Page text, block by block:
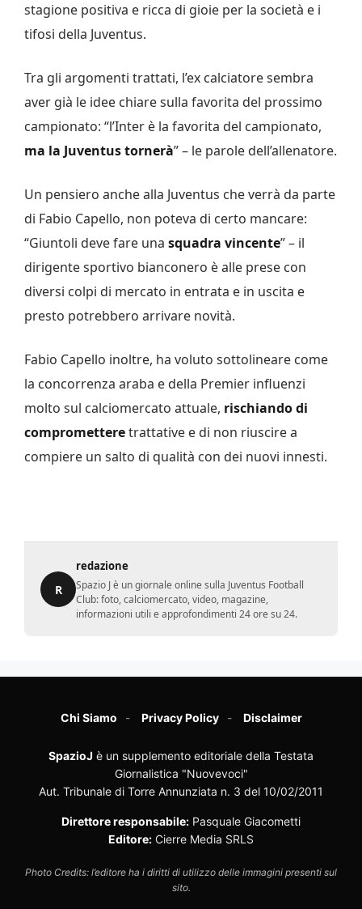
stagione positiva e ricca di gioie per la società e i
tifosi della Juventus.
Tra gli argomenti trattati, l’ex calciatore sembra
aver già le idee chiare sulla favorita del prossimo
campionato: “l’Inter è la favorita del campionato,
ma la Juventus tornerà” – le parole dell’allenatore.
Un pensiero anche alla Juventus che verrà da parte
di Fabio Capello, non poteva di certo mancare:
“Giuntoli deve fare una squadra vincente” – il
dirigente sportivo bianconero è alle prese con
diversi colpi di mercato in entrata e in uscita e
presto potrebbero arrivare novità.
Fabio Capello inoltre, ha voluto sottolineare come
la concorrenza araba e della Premier influenzi
molto sul calciomercato attuale, rischiando di
comprometteretrattative e di non riuscire a
compiere un salto di qualità con dei nuovi innesti.
R
redazione
Spazio J è un giornale online sulla Juventus Football
Club: foto, calciomercato, video, magazine,
informazioni utili e approfondimenti 24 ore su 24.
Chi Siamo Privacy Policy Disclaimer
SpazioJ è un supplemento editoriale della Testata
Giornalistica "Nuovevoci"
Aut. Tribunale di Torre Annunziata n. 3 del 10/02/2011
Direttore responsabile: Pasquale Giacometti
Editore: Cierre Media SRLS
Photo Credits: l’editore ha i diritti di utilizzo delle immagini presenti sul
sito.